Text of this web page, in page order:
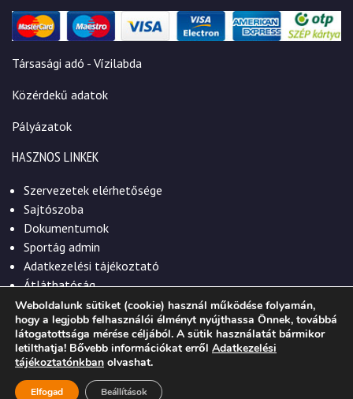
Társasági adó - Vízilabda
Közérdekű adatok
Pályázatok
HASZNOS LINKEK
Szervezetek elérhetősége
Sajtószoba
Dokumentumok
Sportág admin
Adatkezelési tájékoztató
Átláthatóság
© 2026. Szekszárdi Sportközpont Nonprofit Kft.
Weboldalunk sütiket (cookie) használ működése folyamán,
hogy a legjobb felhasználói élményt nyújthassa Önnek, továbbá
látogatottsága mérése céljából. A sütik használatát bármikor
letilthatja! Bővebb információkat erről Adatkezelési
tájékoztatónkban olvashat.
Elfogad Beállítások